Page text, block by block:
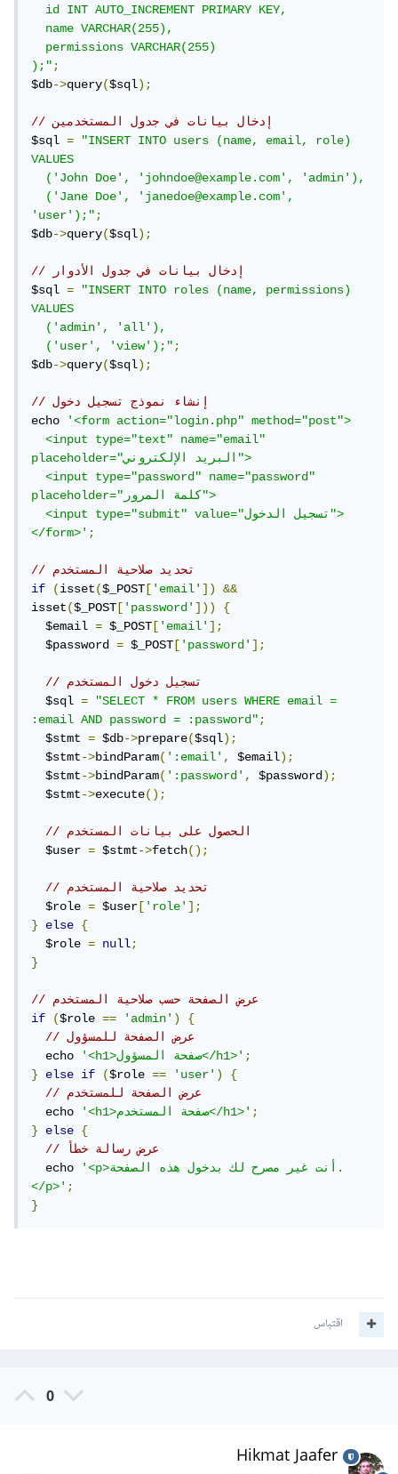
  id INT AUTO_INCREMENT PRIMARY KEY,
  name VARCHAR(255),
  permissions VARCHAR(255)
);";
$db->query($sql);
// إدخال بيانات في جدول المستخدمين
$sql =
"INSERT INTO users (name, email, role)
VALUES
  ('John Doe', 'johndoe@example.com', 'admin'),
  ('Jane Doe', 'janedoe@example.com',
'user');";
$db->query($sql);
// إدخال بيانات في جدول الأدوار
$sql =
"INSERT INTO roles (name, permissions)
VALUES
  ('admin', 'all'),
  ('user', 'view');"
;
$db->query($sql);
// إنشاء نموذج تسجيل دخول
echo '<form action="login.php" method="post">
  <input type="text" name="email"
placeholder="البريد الإلكتروني">
  <input type="password" name="password"
placeholder="كلمة المرور">
  <input type="submit" value="تسجيل الدخول">
</form>';
// تحديد صلاحية المستخدم
if
(isset($_POST ['email'])
&&
isset($_POST ['password']))
{
  $email
= $_POST ['email'];
  $password
= $_POST ['password'];
// تسجيل دخول المستخدم
  $sql
=
"SELECT * FROM users WHERE email =
:email AND password = :password";
  $stmt
= $db->prepare($sql);
  $stmt
->bindParam(':email', $email);
  $stmt
->bindParam(':password', $password);
  $stmt
->execute();
// الحصول على بيانات المستخدم
  $user
= $stmt->fetch();
// تحديد صلاحية المستخدم
  $role
= $user ['role'];
}
else
{
  $role
= null;
}
// عرض الصفحة حسب صلاحية المستخدم
if
($role == 'admin')
{
// عرض الصفحة للمسؤول
  echo
'<h1>صفحة المسؤول</h1>';
}
else if ($role == 'user')
{
// عرض الصفحة للمستخدم
  echo
'<h1>صفحة المستخدم</h1>';
}
else
{
// عرض رسالة خطأ
  echo
'<p>أنت غير مصرح لك بدخول هذه الصفحة.
</p>';
}
اقتباس
0
Hikmat Jaafer